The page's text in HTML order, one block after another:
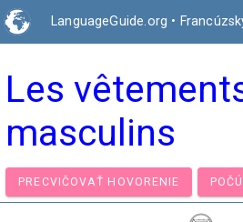
LanguageGuide.org •
Les
masculins
PRECVIČOVAŤ HOVORENIE